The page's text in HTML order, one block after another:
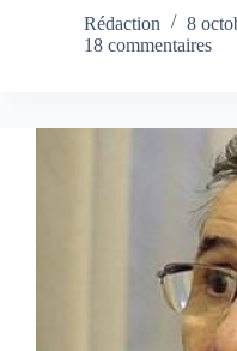
Rédaction
8
18 commentaires